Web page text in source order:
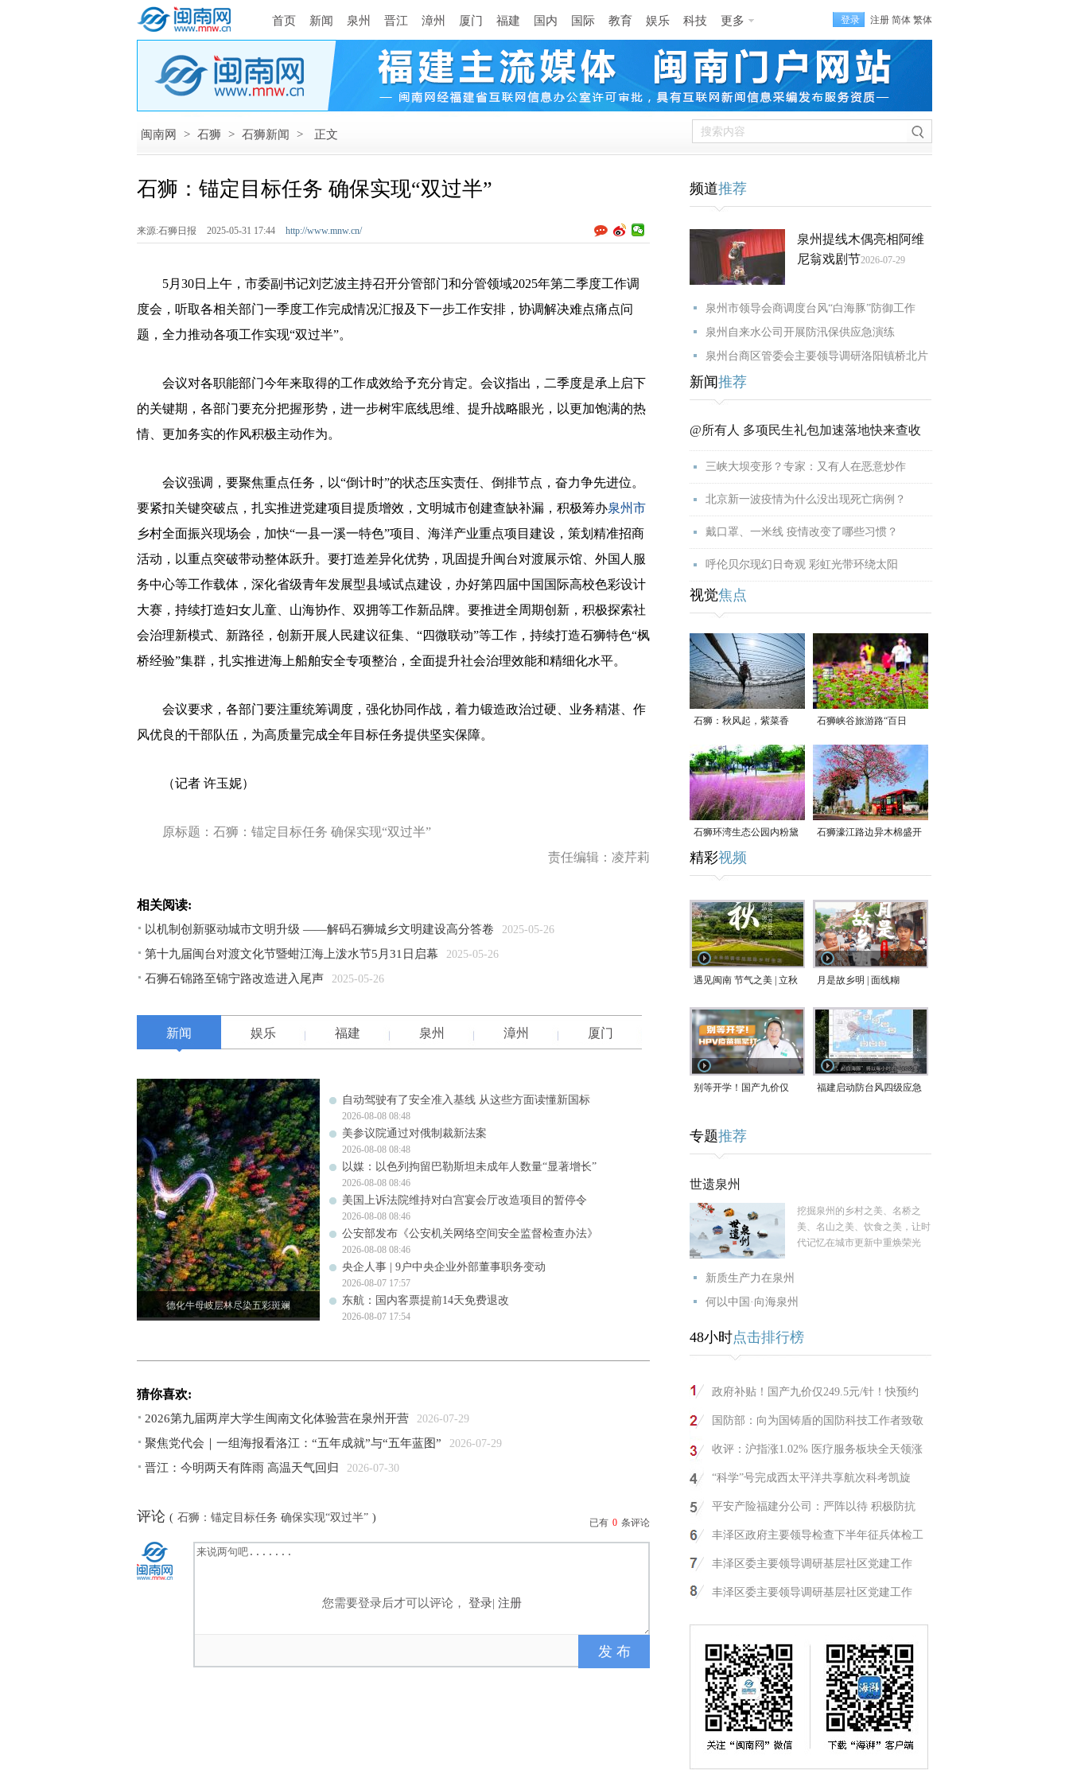
首页 新闻 泉州 晋江 漳州 厦门 福建 国内 国际 教育 娱乐 科技 更多 登录 注册 简体 繁体
闽南网 > 石狮 > 石狮新闻 > 正文
石狮：锚定目标任务 确保实现“双过半”
来源:石狮日报 2025-05-31 17:44 http://www.mnw.cn/
5月30日上午，市委副书记刘艺波主持召开分管部门和分管领域2025年第二季度工作调
度会，听取各相关部门一季度工作完成情况汇报及下一步工作安排，协调解决难点痛点问
题，全力推动各项工作实现“双过半”。
会议对各职能部门今年来取得的工作成效给予充分肯定。会议指出，二季度是承上启下
的关键期，各部门要充分把握形势，进一步树牢底线思维、提升战略眼光，以更加饱满的热
情、更加务实的作风积极主动作为。
会议强调，要聚焦重点任务，以“倒计时”的状态压实责任、倒排节点，奋力争先进位。
要紧扣关键突破点，扎实推进党建项目提质增效，文明城市创建查缺补漏，积极筹办泉州市
乡村全面振兴现场会，加快“一县一溪一特色”项目、海洋产业重点项目建设，策划精准招商
活动，以重点突破带动整体跃升。要打造差异化优势，巩固提升闽台对渡展示馆、外国人服
务中心等工作载体，深化省级青年发展型县域试点建设，办好第四届中国国际高校色彩设计
大赛，持续打造妇女儿童、山海协作、双拥等工作新品牌。要推进全周期创新，积极探索社
会治理新模式、新路径，创新开展人民建议征集、“四微联动”等工作，持续打造石狮特色“枫
桥经验”集群，扎实推进海上船舶安全专项整治，全面提升社会治理效能和精细化水平。
会议要求，各部门要注重统筹调度，强化协同作战，着力锻造政治过硬、业务精湛、作
风优良的干部队伍，为高质量完成全年目标任务提供坚实保障。
（记者 许玉妮）
原标题：石狮：锚定目标任务 确保实现“双过半”
责任编辑：凌芹莉
相关阅读:
以机制创新驱动城市文明升级 ——解码石狮城乡文明建设高分答卷 2025-05-26
第十九届闽台对渡文化节暨蚶江海上泼水节5月31日启幕 2025-05-26
石狮石锦路至锦宁路改造进入尾声 2025-05-26
新闻 娱乐 福建 泉州 漳州 厦门
德化牛母岐层林尽染五彩斑斓
自动驾驶有了安全准入基线 从这些方面读懂新国标
2026-08-08 08:48
美参议院通过对俄制裁新法案
2026-08-08 08:48
以媒：以色列拘留巴勒斯坦未成年人数量“显著增长”
2026-08-08 08:46
美国上诉法院维持对白宫宴会厅改造项目的暂停令
2026-08-08 08:46
公安部发布《公安机关网络空间安全监督检查办法》
2026-08-08 08:46
央企人事 | 9户中央企业外部董事职务变动
2026-08-07 17:57
东航：国内客票提前14天免费退改
2026-08-07 17:54
猜你喜欢:
2026第九届两岸大学生闽南文化体验营在泉州开营 2026-07-29
聚焦党代会｜一组海报看洛江：“五年成就”与“五年蓝图” 2026-07-29
晋江：今明两天有阵雨 高温天气回归 2026-07-30
评论 ( 石狮：锚定目标任务 确保实现“双过半” ) 已有 0 条评论
您需要登录后才可以评论， 登录| 注册
频道推荐
泉州提线木偶亮相阿维
尼翁戏剧节2026-07-29
泉州市领导会商调度台风“白海豚”防御工作
泉州自来水公司开展防汛保供应急演练
泉州台商区管委会主要领导调研洛阳镇桥北片
新闻推荐
@所有人 多项民生礼包加速落地快来查收
三峡大坝变形？专家：又有人在恶意炒作
北京新一波疫情为什么没出现死亡病例？
戴口罩、一米线 疫情改变了哪些习惯？
呼伦贝尔现幻日奇观 彩虹光带环绕太阳
视觉焦点
石狮：秋风起，紫菜香 石狮峡谷旅游路“百日
草”争相斗艳
石狮环湾生态公园内粉黛
乱子草盛放
石狮濠江路边异木棉盛开
精彩视频
遇见闽南 节气之美 | 立秋 月是故乡明 | 面线糊
别等开学！国产九价仅
紧打
福建启动防台风四级应急
专题推荐
世遗泉州
挖掘泉州的乡村之美、名桥之
美、名山之美、饮食之美，让时
代记忆在城市更新中重焕荣光
新质生产力在泉州
何以中国·向海泉州
48小时点击排行榜
政府补贴！国产九价仅249.5元/针！快预约
国防部：向为国铸盾的国防科技工作者致敬
收评：沪指涨1.02% 医疗服务板块全天领涨
“科学”号完成西太平洋共享航次科考凯旋
平安产险福建分公司：严阵以待 积极防抗
丰泽区政府主要领导检查下半年征兵体检工
丰泽区委主要领导调研基层社区党建工作
丰泽区委主要领导调研基层社区党建工作